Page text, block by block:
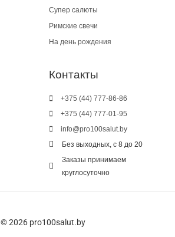
Супер салюты
Римские свечи
На день рождения
Контакты
+375 (44) 777-86-86
+375 (44) 777-01-95
info@pro100salut.by
Без выходных, с 8 до 20
Заказы принимаем
круглосуточно
© 2026 pro100salut.by